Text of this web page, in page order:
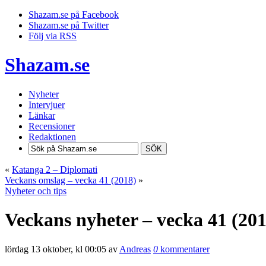
Shazam.se på Facebook
Shazam.se på Twitter
Följ via RSS
Shazam.se
Nyheter
Intervjuer
Länkar
Recensioner
Redaktionen
SÖK
« Katanga 2 – Diplomati
Veckans omslag – vecka 41 (2018) »
Nyheter och tips
Veckans nyheter – vecka 41
lördag 13 oktober, kl 00:05 av Andreas 0 kommentarer